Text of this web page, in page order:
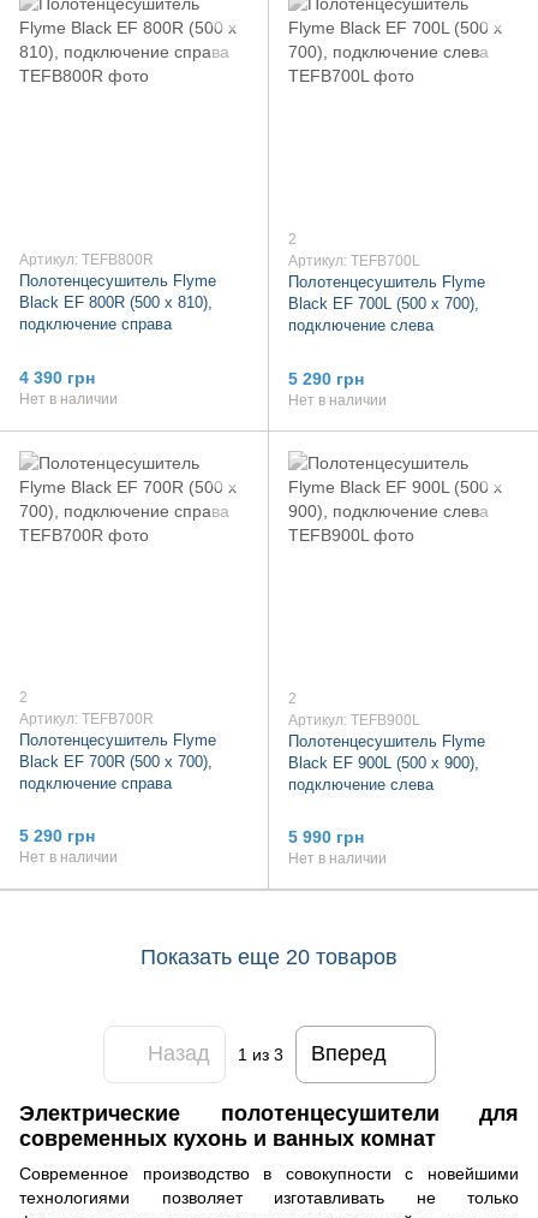
Артикул: TEFB800R
Полотенцесушитель Flyme
Black EF 800R (500 х 810),
подключение справа
4 390 грн
Нет в наличии
2
Артикул: TEFB700L
Полотенцесушитель Flyme
Black EF 700L (500 х 700),
подключение слева
5 290 грн
Нет в наличии
2
Артикул: TEFB700R
Полотенцесушитель Flyme
Black EF 700R (500 х 700),
подключение справа
5 290 грн
Нет в наличии
2
Артикул: TEFB900L
Полотенцесушитель Flyme
Black EF 900L (500 х 900),
подключение слева
5 990 грн
Нет в наличии
Показать еще 20 товаров
Назад 1 из 3 Вперед
Электрические полотенцесушители для
современных кухонь и ванных комнат
Современное производство в совокупности с новейшими
технологиями позволяет изготавливать не только